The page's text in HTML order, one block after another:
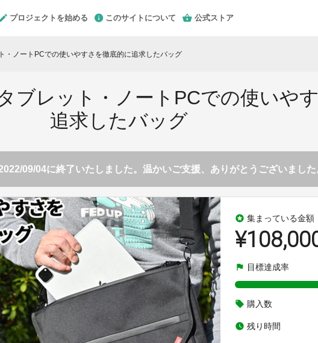
プロジェクトを始める このサイトについて 公式ストア
・ノートPCでの使いやすさを徹底的に追求したバッグ
ブレット・ノートPCでの使いや
追求したバッグ
09/04に終了いたしました。温かいご支援、ありがとうございました
stars 集まっている金額
flag 目標達成率
local_offer 購入数
watch_later 残り時間